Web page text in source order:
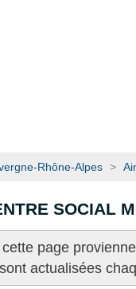
Rhône-Alpes >
SOCIAL
page
actualisées